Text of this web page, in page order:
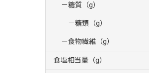
－糖質（g）
－糖類（g）
－食物繊維（g）
食塩相当量（g）